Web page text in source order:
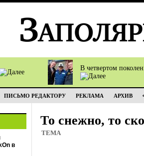
В четвертом
ПИСЬМО РЕДАКТОРУ РЕКЛАМА АРХИВ
в
То снежно, то
ТЕМА